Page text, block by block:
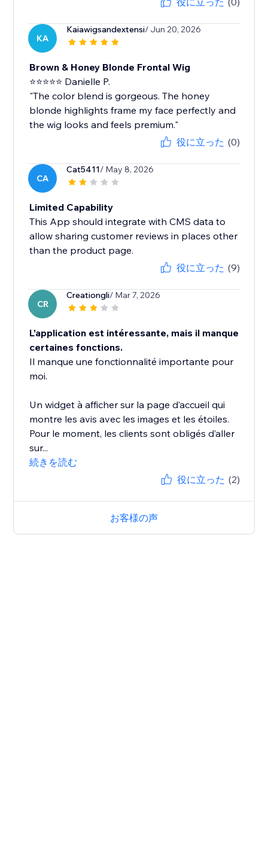
KA
Kaiawigsandextensi/ Jun 20, 2026
Brown & Honey Blonde Frontal Wig
⭐⭐⭐⭐⭐ Danielle P.
"The color blend is gorgeous. The honey
blonde highlights frame my face perfectly and
the wig looks and feels premium."
役に立った (0)
CA
Cat5411/ May 8, 2026
Limited Capability
This App should integrate with CMS data to
allow sharing customer reviews in places other
than the product page.
役に立った (9)
CR
Creationgli/ Mar 7, 2026
L’application est intéressante, mais il manque
certaines fonctions.
Il manque une fonctionnalité importante pour
moi.
Un widget à afficher sur la page d’accueil qui
montre les avis avec les images et les étoiles.
Pour le moment, les clients sont obligés d’aller
sur...
続きを読む
役に立った (2)
お客様の声